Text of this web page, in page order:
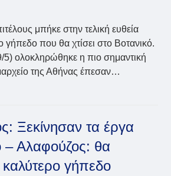
μπήκε στην τελική ευθεία
γήπεδο που θα χτίσει στο Βοτανικό.
ολοκληρώθηκε η πιο σημαντική
της Αθήνας έπεσαν…
Ξεκίνησαν τα έργα
– Αλαφούζος: θα
καλύτερο γήπεδο